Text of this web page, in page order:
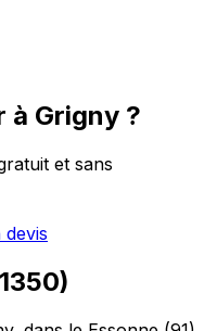
à Grigny ?
et sans
)